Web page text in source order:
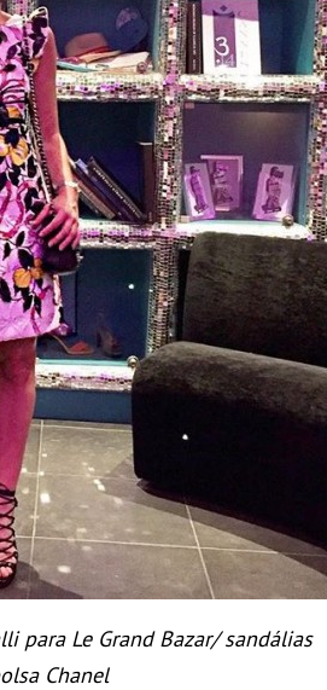
para Le Grand Bazar/ sandálias
Chanel